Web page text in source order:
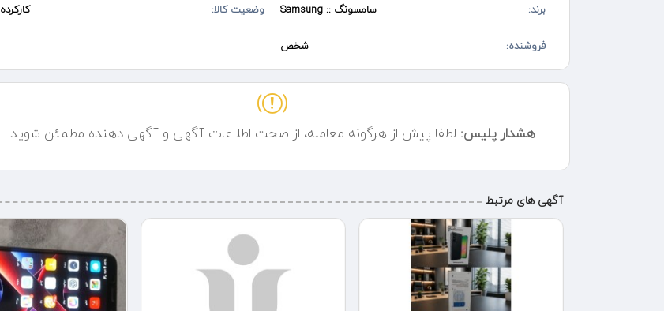
برند: سامسونگ :: Samsung وضعیت کالا: کارکرده
فروشنده: شخص
هشدار پلیس: لطفا پیش از هرگونه معامله، از صحت اطلاعات آگهی و آگهی دهنده مطمئن شوید
آگهی های مرتبط